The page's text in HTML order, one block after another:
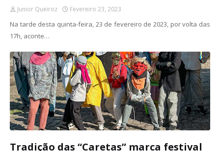
Junior Queiroz Fevereiro 23, 2023
Na tarde desta quinta-feira, 23 de fevereiro de 2023, por volta das
17h, aconte…
Tradição das “Caretas” marca festival